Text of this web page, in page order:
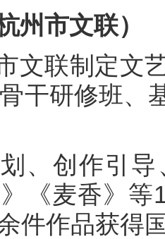
州市文联）
文联制定文
干研修班、
、创作引
》《麦香》
件作品获得